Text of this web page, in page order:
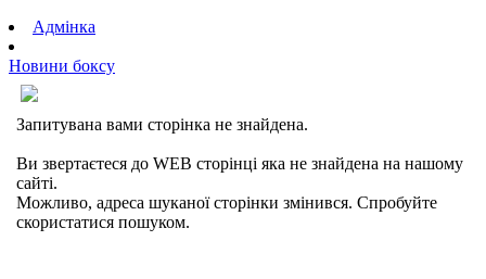
Адмінка
Новини боксу
Запитувана вами сторінка не знайдена.
Ви звертаєтеся до WEB сторінці яка не знайдена на нашому
сайті.
Можливо, адреса шуканої сторінки змінився. Спробуйте
скористатися пошуком.